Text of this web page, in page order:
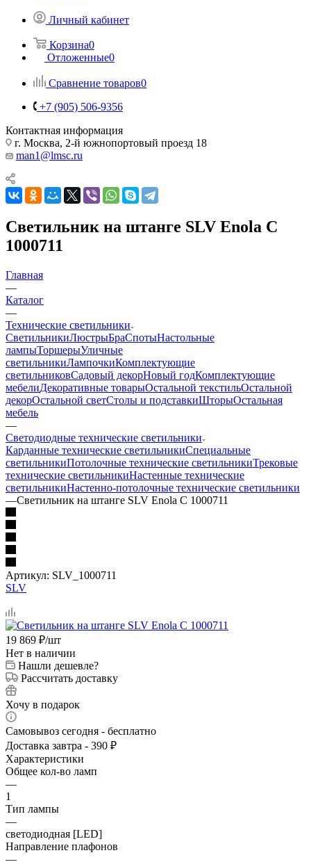
Личный кабинет
Корзина0
Отложенные0
Сравнение товаров0
+7 (905) 506-9356
Контактная информация
г. Москва, 2-й южнопортовый проезд 18
man1@lmsc.ru
Светильник на штанге SLV Enola C
1000711
Главная
—
Каталог
—
Технические светильники
СветильникиЛюстрыБраСпотыНастольные
лампыТоршерыУличные
светильникиЛампочкиКомплектующие
светильниковСадовый декорНовый годКомплектующие
мебелиДекоративные товарыОстальной текстильОстальной
декорОстальной светСтолы и подставкиШторыОстальная
мебель
—
Светодиодные технические светильники
Карданные технические светильникиСпециальные
светильникиПотолочные технические светильникиТрековые
технические светильникиНастенные технические
светильникиНастенно-потолочные технические светильники
—Светильник на штанге SLV Enola C 1000711
Артикул: SLV_1000711
SLV
19 869 ₽/шт
Нет в наличии
Нашли дешевле?
Рассчитать доставку
Хочу в подарок
Самовывоз сегодня - бесплатно
Доставка завтра - 390 ₽
Характеристики
Общее кол-во ламп
—
1
Тип лампы
—
светодиодная [LED]
Направление плафонов
—